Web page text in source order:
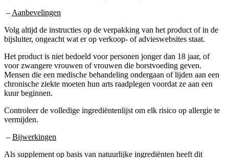
– Aanbevelingen
Volg altijd de instructies op de verpakking van het product of in de
bijsluiter, ongeacht wat er op verkoop- of advieswebsites staat.
Het product is niet bedoeld voor personen jonger dan 18 jaar, of
voor zwangere vrouwen of vrouwen die borstvoeding geven.
Mensen die een medische behandeling ondergaan of lijden aan een
chronische ziekte moeten hun arts raadplegen voordat ze aan een
kuur beginnen.
Controleer de volledige ingrediëntenlijst om elk risico op allergie te
vermijden.
– Bijwerkingen
Als supplement op basis van natuurlijke ingrediënten heeft dit